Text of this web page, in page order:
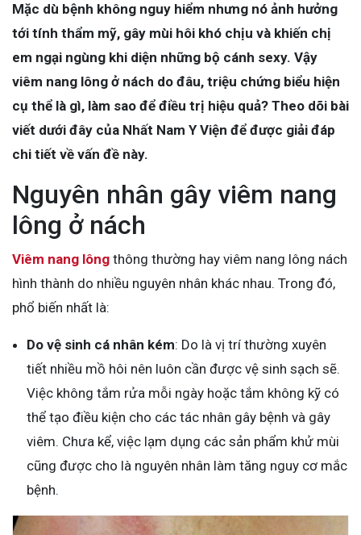
Mặc dù bệnh không nguy hiểm nhưng nó ảnh hưởng
tới tính thẩm mỹ, gây mùi hôi khó chịu và khiến chị
em ngại ngùng khi diện những bộ cánh sexy. Vậy
viêm nang lông ở nách do đâu, triệu chứng biểu hiện
cụ thể là gì, làm sao để điều trị hiệu quả? Theo dõi bài
viết dưới đây của Nhất Nam Y Viện để được giải đáp
chi tiết về vấn đề này.
Nguyên nhân gây viêm nang
lông ở nách
Viêm nang lông thông thường hay viêm nang lông nách
hình thành do nhiều nguyên nhân khác nhau. Trong đó,
phổ biến nhất là:
Do vệ sinh cá nhân kém: Do là vị trí thường xuyên
tiết nhiều mồ hôi nên luôn cần được vệ sinh sạch sẽ.
Việc không tắm rửa mỗi ngày hoặc tắm không kỹ có
thể tạo điều kiện cho các tác nhân gây bệnh và gây
viêm. Chưa kể, việc lạm dụng các sản phẩm khử mùi
cũng được cho là nguyên nhân làm tăng nguy cơ mắc
bệnh.